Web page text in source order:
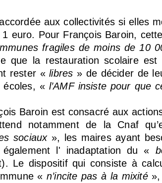
aux collectivités si elles
euro. Pour François Baroin,
fragiles de moins de 10
que la restauration scolaire
rester «libres » de décider de
écoles, « l’AMF insiste pour que
Baroin est consacré aux
notamment de la Cnaf
sociaux», les maires ayant
l' inadaptation du «
Le dispositif qui consiste à
«n’incite pas à la mixité»,